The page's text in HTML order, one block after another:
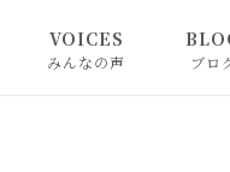
VOICES
みんなの声 ブロ